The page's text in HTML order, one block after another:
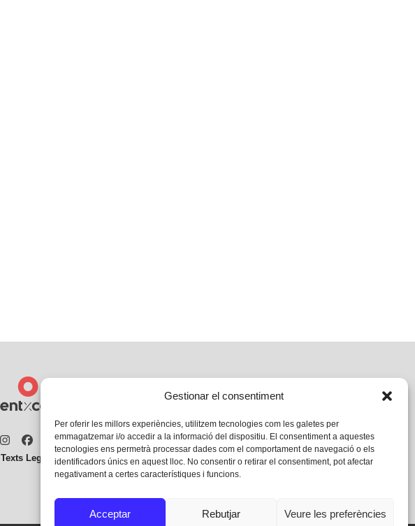
Gestionar el consentiment
Per oferir les millors experiències, utilitzem tecnologies com les galetes per
emmagatzemar i/o accedir a la informació del dispositiu. El consentiment a aquestes
tecnologies ens permetrà processar dades com el comportament de navegació o els
identificadors únics en aquest lloc. No consentir o retirar el consentiment, pot afectar
negativament a certes característiques i funcions.
Acceptar Rebutjar Veure les preferències
Instagram
Facebook
Twitter
Texts Legals